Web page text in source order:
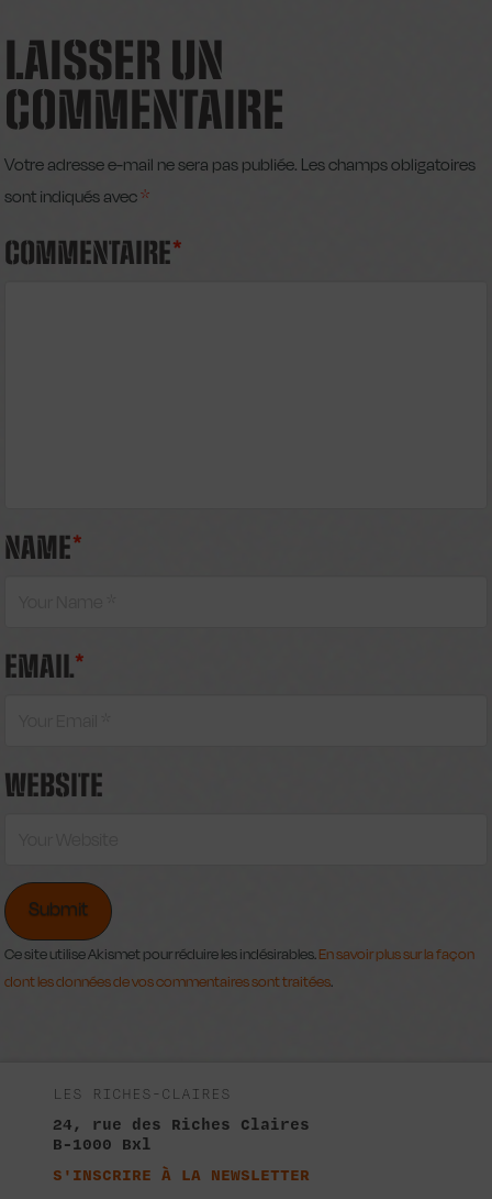
LAISSER UN
COMMENTAIRE
Votre adresse e-mail ne sera pas publiée. Les champs obligatoires
sont indiqués avec*
COMMENTAIRE*
NAME*
EMAIL*
WEBSITE
Ce site utilise Akismet pour réduire les indésirables.En savoir plus sur la façon
dont les données de vos commentaires sont traitées.
LES RICHES-CLAIRES
24, rue des Riches Claires
B-1000 Bxl
S'INSCRIRE À LA NEWSLETTER